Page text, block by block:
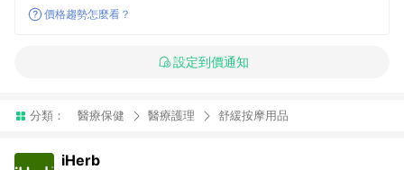
價格趨勢怎麼看？
設定到價通知
分類： 醫療保健 醫療護理 舒緩按摩用品
iHerb